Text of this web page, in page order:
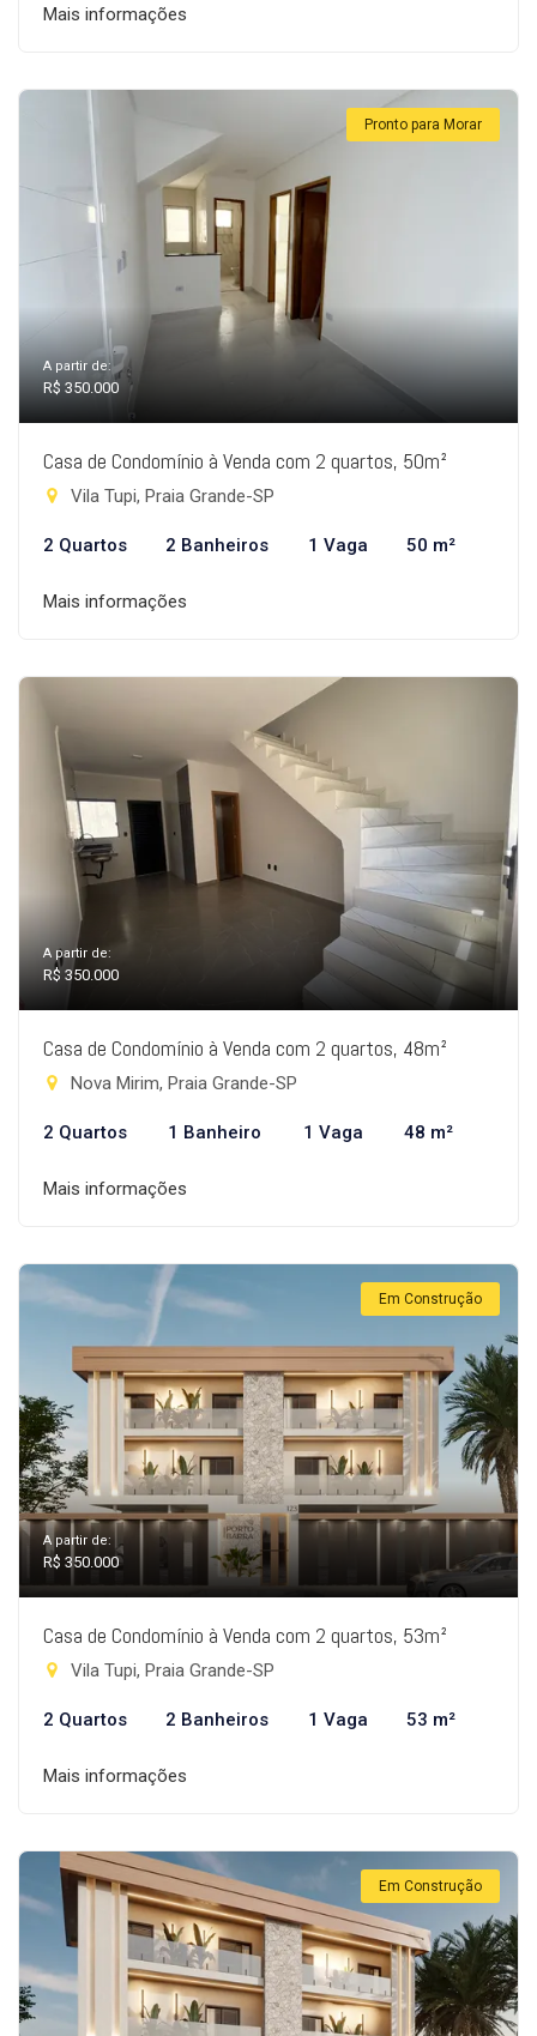
Mais informações
Pronto para Morar
A partir de:
R$ 350.000
Casa de Condomínio à Venda com 2 quartos, 50m²
Vila Tupi, Praia Grande-SP
2 Quartos 2 Banheiros 1 Vaga 50 m²
Mais informações
A partir de:
R$ 350.000
Casa de Condomínio à Venda com 2 quartos, 48m²
Nova Mirim, Praia Grande-SP
2 Quartos 1 Banheiro 1 Vaga 48 m²
Mais informações
Em Construção
A partir de:
R$ 350.000
Casa de Condomínio à Venda com 2 quartos, 53m²
Vila Tupi, Praia Grande-SP
2 Quartos 2 Banheiros 1 Vaga 53 m²
Mais informações
Em Construção